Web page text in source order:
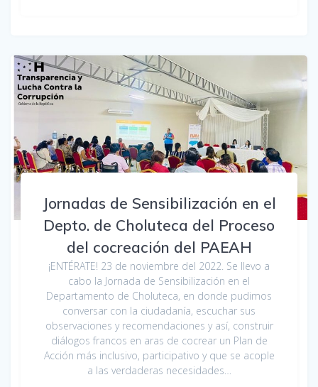
Jornadas de Sensibilización en el
Depto. de Choluteca del Proceso
del cocreación del PAEAH
¡ENTÉRATE! 23 de noviembre del 2022. Se llevo a
cabo la Jornada de Sensibilización en el
Departamento de Choluteca, en donde pudimos
conversar con la ciudadanía, escuchar sus
observaciones y recomendaciones y así, construir
diálogos francos en aras de cocrear un Plan de
Acción más inclusivo, participativo y que se acople
a las verdaderas necesidades…